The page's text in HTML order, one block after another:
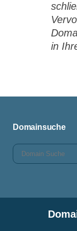
in
Domainsuche